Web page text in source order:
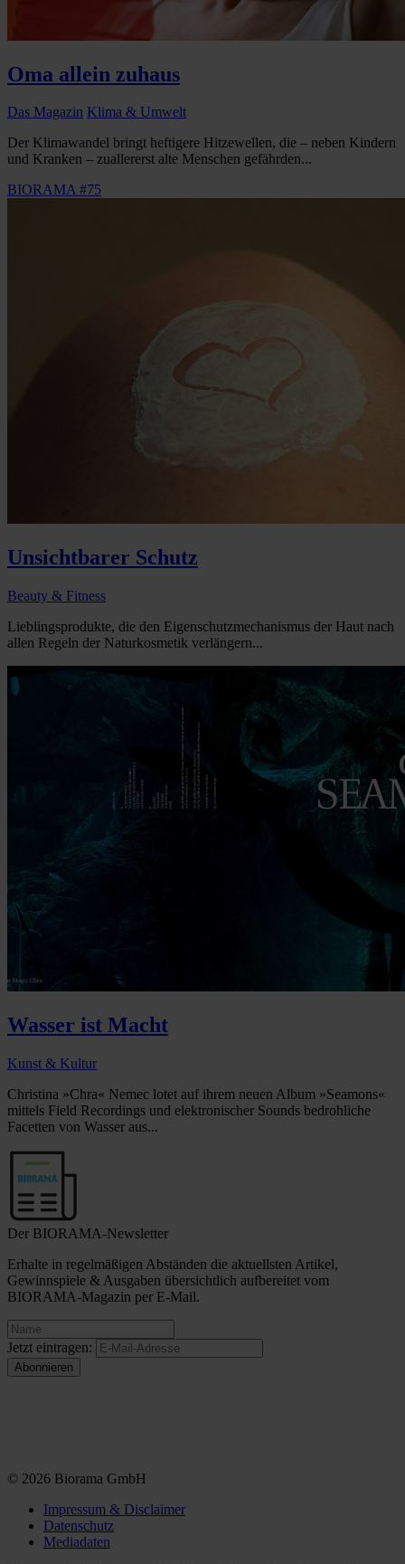
Oma allein zuhaus
Das Magazin Klima & Umwelt
Der Klimawandel bringt heftigere Hitzewellen, die – neben Kindern
und Kranken – zuallererst alte Menschen gefährden...
BIORAMA #75
Unsichtbarer Schutz
Beauty & Fitness
Lieblingsprodukte, die den Eigenschutzmechanismus der Haut nach
allen Regeln der Naturkosmetik verlängern...
Wasser ist Macht
Kunst & Kultur
Christina »Chra« Nemec lotet auf ihrem neuen Album »Seamons«
mittels Field Recordings und elektronischer Sounds bedrohliche
Facetten von Wasser aus...
Der BIORAMA-Newsletter
Erhalte in regelmäßigen Abständen die aktuellsten Artikel,
Gewinnspiele & Ausgaben übersichtlich aufbereitet vom
BIORAMA-Magazin per E-Mail.
Jetzt eintragen:
© 2026 Biorama GmbH
Impressum & Disclaimer
Datenschutz
Mediadaten